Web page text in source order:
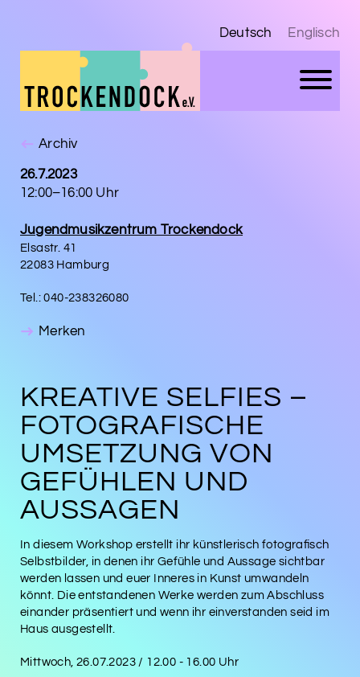
Deutsch Englisch
Archiv
26.7.2023
12:00–16:00 Uhr
Jugendmusikzentrum Trockendock
Elsastr. 41
22083 Hamburg
Tel.: 040-238326080
Merken
KREATIVE SELFIES –
FOTOGRAFISCHE
UMSETZUNG VON
GEFÜHLEN UND
AUSSAGEN
In diesem Workshop erstellt ihr künstlerisch fotografisch
Selbstbilder, in denen ihr Gefühle und Aussage sichtbar
werden lassen und euer Inneres in Kunst umwandeln
könnt. Die entstandenen Werke werden zum Abschluss
einander präsentiert und wenn ihr einverstanden seid im
Haus ausgestellt.
Mittwoch, 26.07.2023 / 12.00 - 16.00 Uhr